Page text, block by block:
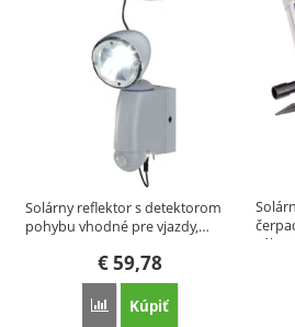
Solárny reflektor s detektorom
pohybu vhodné pre vjazdy,…
€59,78
Porovnať
Kúpiť